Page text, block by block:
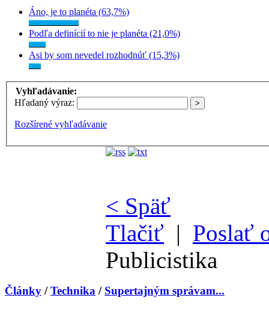
Áno, je to planéta (63,7%)
Podľa definícií to nie je planéta (21,0%)
Asi by som nevedel rozhodnúť (15,3%)
Vyhľadávanie:
Hľadaný výraz:
Rozšírené vyhľadávanie
< Späť
Tlačiť | Poslať
Publicistika
Články /Technika / Supertajným správam...